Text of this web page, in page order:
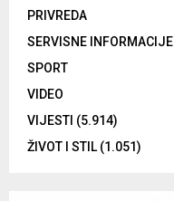
PRIVREDA
SERVISNE INFORMACIJE
SPORT
VIDEO
VIJESTI (5.914)
ŽIVOT I STIL (1.051)